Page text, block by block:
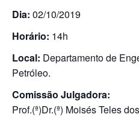
Dia: 02/10/2019
Horário: 14h
Local: Departamento de
Petróleo.
Comissão Julgadora:
Prof.(ª)Dr.(ª) Moisés Teles